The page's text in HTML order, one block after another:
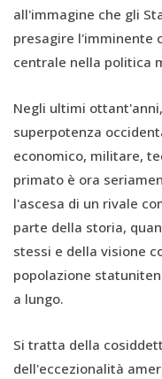
all'immagine che gli
presagire l'imminente
centrale nella politica
Negli ultimi
superpotenza
economico, militare,
primato è ora
l'ascesa di un rivale
parte della storia,
stessi e della visione
popolazione
a lungo.
Si tratta della
dell'eccezionalità